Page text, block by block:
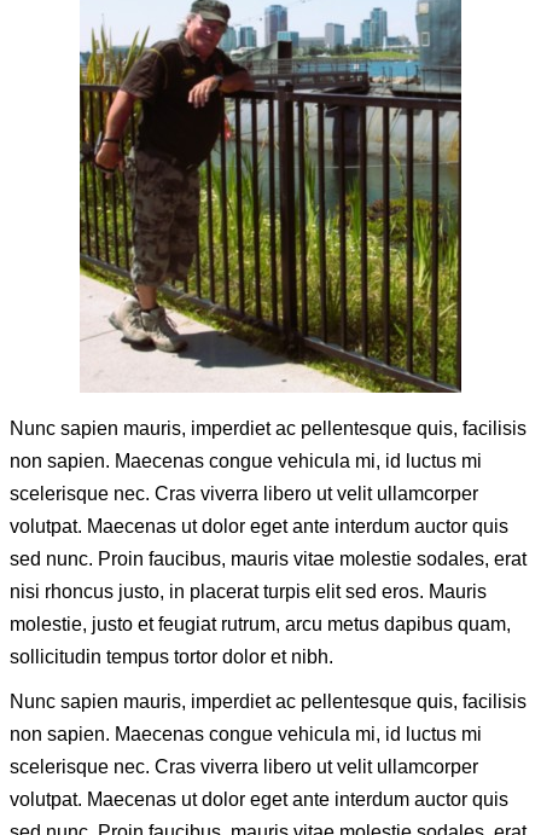
Nunc sapien mauris, imperdiet ac pellentesque quis, facilisis
non sapien. Maecenas congue vehicula mi, id luctus mi
scelerisque nec. Cras viverra libero ut velit ullamcorper
volutpat. Maecenas ut dolor eget ante interdum auctor quis
sed nunc. Proin faucibus, mauris vitae molestie sodales, erat
nisi rhoncus justo, in placerat turpis elit sed eros. Mauris
molestie, justo et feugiat rutrum, arcu metus dapibus quam,
sollicitudin tempus tortor dolor et nibh.
Nunc sapien mauris, imperdiet ac pellentesque quis, facilisis
non sapien. Maecenas congue vehicula mi, id luctus mi
scelerisque nec. Cras viverra libero ut velit ullamcorper
volutpat. Maecenas ut dolor eget ante interdum auctor quis